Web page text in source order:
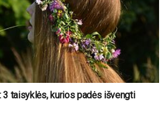
taisyklės, kurios padės išvengti